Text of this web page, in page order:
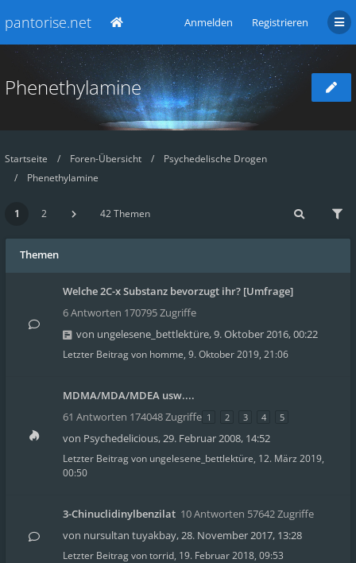
pantorise.net Anmelden Registrieren
Phenethylamine
Startseite Foren-Übersicht
Psychedelische Drogen
Phenethylamine
1 2 42 Themen
Themen
Welche 2C-x Substanz bevorzugt ihr? [Umfrage]
6 Antworten 170795 Zugriffe
von ungelesene_bettlektüre,9. Oktober 2016, 00:22
Letzter Beitrag von homme, 9. Oktober 2019, 21:06
MDMA/MDA/MDEA usw....
61 Antworten 174048 Zugriffe 1 2 3 4 5
von Psychedelicious,29. Februar 2008, 14:52
Letzter Beitrag von ungelesene_bettlektüre, 12. März 2019,
00:50
3-Chinuclidinylbenzilat 10 Antworten 57642 Zugriffe
von nursultan tuyakbay,28. November 2017, 13:28
Letzter Beitrag vontorrid, 19. Februar 2018, 09:53